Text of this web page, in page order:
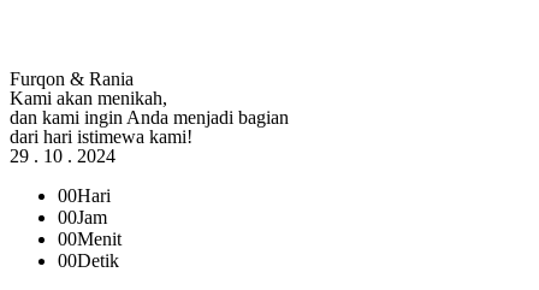
Furqon & Rania
Kami akan menikah,
dan kami ingin Anda menjadi bagian
dari hari istimewa kami!
29 . 10 . 2024
00Hari
00Jam
00Menit
00Detik